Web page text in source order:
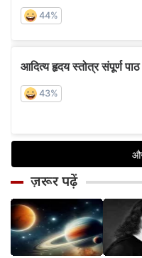
ज़रूर पढ़ें